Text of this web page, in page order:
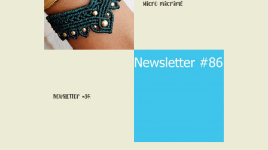
Micro macramé
Newsletter #86